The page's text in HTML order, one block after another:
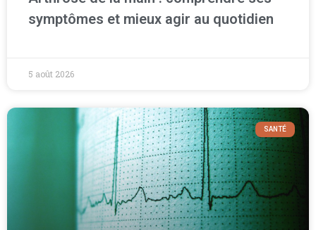
symptômes et mieux agir au quotidien
5 août 2026
SANTÉ